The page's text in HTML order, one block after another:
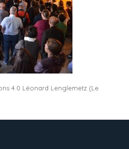
4.0 Léonard Lenglemetz (Le